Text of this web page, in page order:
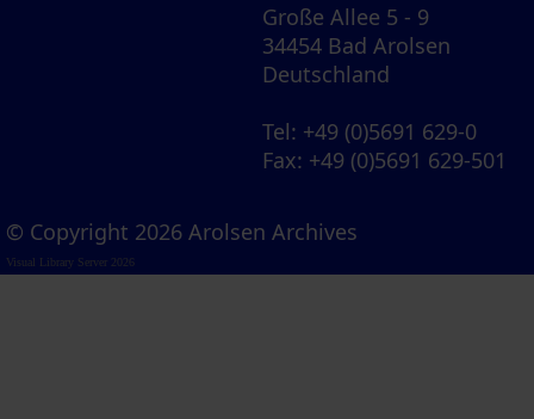
Große Allee 5 - 9
34454 Bad Arolsen
Deutschland
Tel: +49 (0)5691 629-0
Fax: +49 (0)5691 629-501
© Copyright 2026 Arolsen Archives
Visual Library Server 2026